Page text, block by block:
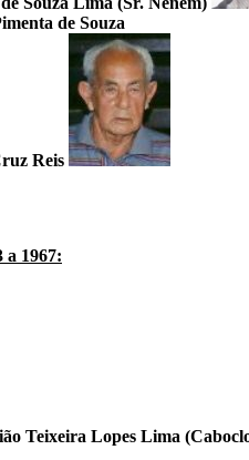
de Souza
Reis
a 1967:
Teixeira Lopes Lima